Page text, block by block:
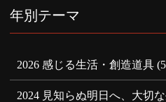
年別テーマ
2026 感じる生活・創造道具
2024 見知らぬ明日へ、大切